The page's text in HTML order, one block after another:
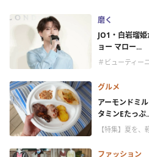
磨く
JO1・白岩瑠
ョー マロー...
＃ビューティー
グルメ
アーモンドミ
タミンEたっぷ
【特集】夏を、
ファッション